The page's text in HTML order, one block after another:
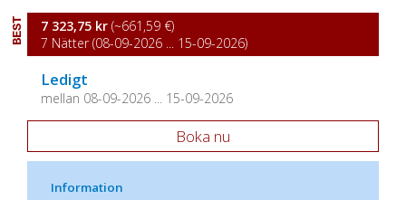
BEST 7 323,75 kr (~661,59 €)
7 Nätter (08-09-2026 ... 15-09-2026)
Ledigt
mellan 08-09-2026 ... 15-09-2026
Boka nu
Information